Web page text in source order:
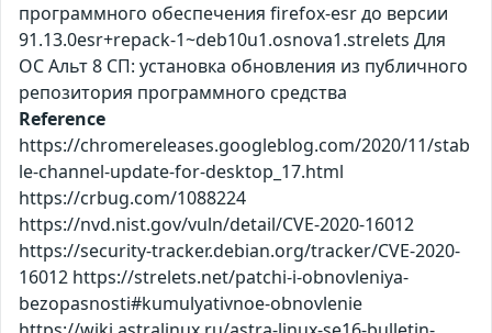
программного обеспечения firefox-esr до версии
91.13.0esr+repack-1~deb10u1.osnova1.strelets Для
ОС Альт 8 СП: установка обновления из публичного
репозитория программного средства
Reference
https://chromereleases.googleblog.com/2020/11/stab
le-channel-update-for-desktop_17.html
https://crbug.com/1088224
https://nvd.nist.gov/vuln/detail/CVE-2020-16012
https://security-tracker.debian.org/tracker/CVE-2020-
16012 https://strelets.net/patchi-i-obnovleniya-
bezopasnosti#kumulyativnoe-obnovlenie